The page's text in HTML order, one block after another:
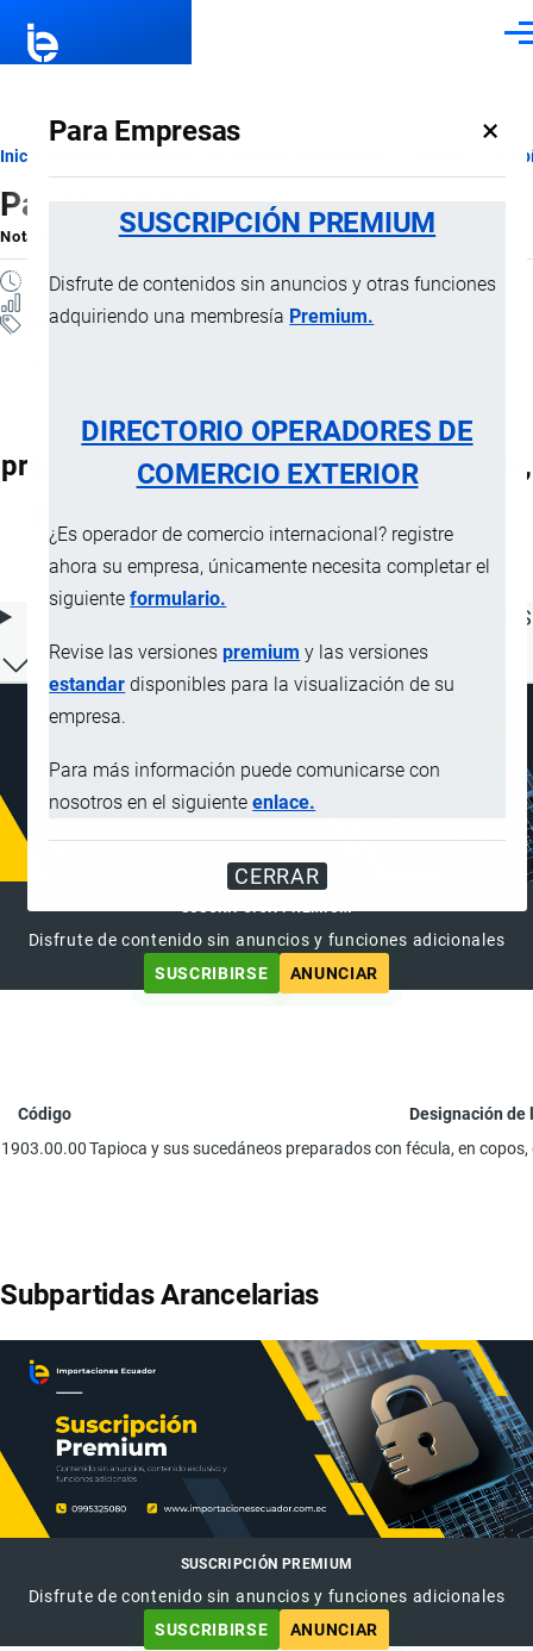
Para Empresas ×
SUSCRIPCIÓN PREMIUM
Disfrute de contenidos sin anuncios y otras funciones
adquiriendo una membresía Premium.
DIRECTORIO OPERADORES DE
COMERCIO EXTERIOR
¿Es operador de comercio internacional? registre
ahora su empresa, únicamente necesita completar el
siguienteformulario.
Revise las versionespremium y las versiones
estandar disponibles para la visualización de su
empresa.
Para más información puede comunicarse con
nosotros en el siguienteenlace.
CERRAR
Ruta
de
navegación
Inicio
Partida 19.03
Nota ExplicativaporImportaciones …, 17 Julio, 2024
1 MINUTO
Notas Explicativas
19.03 Tapioca y sus sucedáneos
preparados con fécula, en copos, grumos,
similares
ÍNDICE DE CONTENIDOS
SUSCRIPCIÓN PREMIUM
Disfrute de contenido sin anuncios y funciones adicionales
SUSCRIBIRSE
ANUNCIAR
Código
Designación de
1903.00.00Tapioca y sus sucedáneos preparados con fécula, en
Subpartidas Arancelarias
SUSCRIPCIÓN PREMIUM
Disfrute de contenido sin anuncios y funciones adicionales
SUSCRIBIRSE
ANUNCIAR